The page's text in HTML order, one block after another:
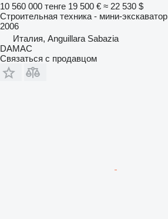
10 560 000 тенге 19 500 € ≈ 22 530 $
Строительная техника - мини-экскаватор
2006
Италия, Anguillara Sabazia
DAMAC
Связаться с продавцом